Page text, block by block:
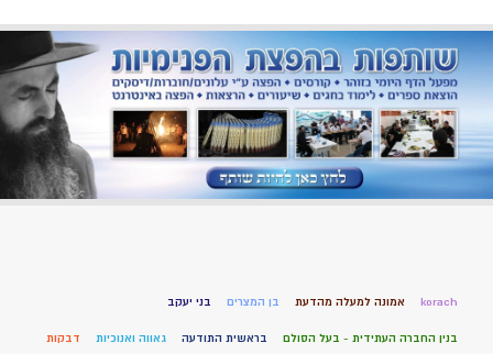
korach אמונה למעלה מהדעת בן המצרים בני יעקב
בנין החברה העתידית - בעל הסולם בראשית התודעה גאווה ואנוכיות דבקות